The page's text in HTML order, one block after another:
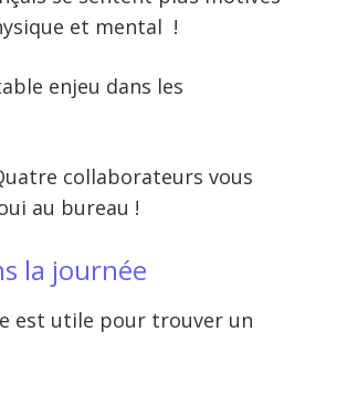
et mental !
enjeu dans les
collaborateurs vous
au bureau !
la journée
est utile pour trouver un